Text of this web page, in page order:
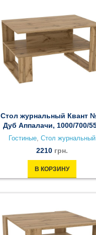
Стол журнальный Квант
Дуб Аппалачи, 1000/700/
Гостиные ,Стол журнальный
2210 грн.
В КОРЗИНУ